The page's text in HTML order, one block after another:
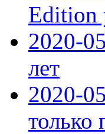
Edition
2020-
лет
2020-
только